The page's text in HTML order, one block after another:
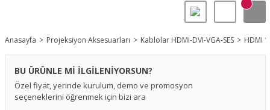
Anasayfa Projeksiyon Aksesuarları Kablolar HDMI-DVI-VGA-SES HDMI
BU ÜRÜNLE Mİ İLGİLENİYORSUN?
Özel fiyat, yerinde kurulum, demo ve promosyon
seçeneklerini öğrenmek için bizi ara